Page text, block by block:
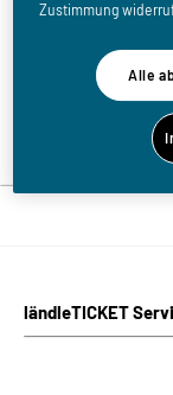
ländleTICKET
Zustimmung
Alle